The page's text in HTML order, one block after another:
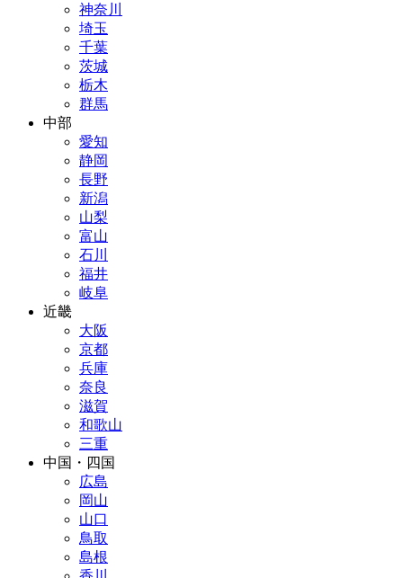
神奈川
埼玉
千葉
茨城
栃木
群馬
中部
愛知
静岡
長野
新潟
山梨
富山
石川
福井
岐阜
近畿
大阪
京都
兵庫
奈良
滋賀
和歌山
三重
中国・四国
広島
岡山
山口
鳥取
島根